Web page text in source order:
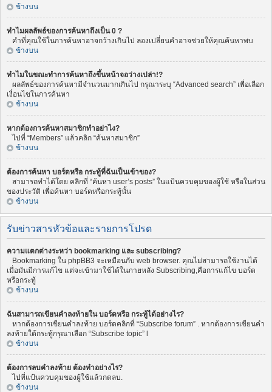
ข้างบน
ทำไมผลลัพธ์ของการค้นหาถึงเป็น 0 ?
คำที่คุณใช้ในการค้นหาอาจกว้างเกินไป ลองเปลี่ยนคำอาจช่วยให้คุณค้นหาพบ
ข้างบน
ทำไมในขณะทำการค้นหาถึงขึ้นหน้าจอว่างเปล่า!?
ผลลัพธ์ของการค้นหามีจำนวนมากเกินไป กรุณาระบุ “Advanced search” เพื่อเลือก
เงื่อนไขในการค้นหา
ข้างบน
หากต้องการค้นหาสมาชิกทำอย่าไง?
ไปที่ “Members” แล้วคลิก “ค้นหาสมาชิก”
ข้างบน
ต้องการค้นหา บอร์ดหรือ กระทู้ที่ฉันเป็นเข้าของ?
สามารถทำได้โดย คลิกที่ “ค้นหา user’s posts” ในแป้นควบคุมของผู้ใช้ หรือในส่วน
ของประวัติ เพื่อค้นหา บอร์ดหรือกระทู้นั้น
ข้างบน
รับข่าวสารหัวข้อและรายการโปรด
ความแตกต่างระหว่า bookmarking และ subscribing?
Bookmarking ใน phpBB3 จะเหมือนกับ web browser. คุณไม่สามารถใช้งานได้
เมื่อมันมีการแก้ไข แต่จะเข้ามาใช้ได้ในภายหลัง Subscribing,คือการแก้ไข บอร์ด
หรือกระทู้
ข้างบน
ฉันสามารถเขียนคำลงท้ายใน บอร์ดหรือ กระทู้ได้อย่างไร?
หากต้องการเขียนคำลงท้าย บอร์ดคลิกที่ “Subscribe forum” . หากต้องการเขียนคำ
ลงท้ายใต้กระทู้กรุณาเลือก “Subscribe topic” l
ข้างบน
ต้องการลบคำลงท้าย ต้องทำอย่างไร?
ไปที่แป้นควบคุมของผู้ใช้แล้วกดลบ.
ข้างบน